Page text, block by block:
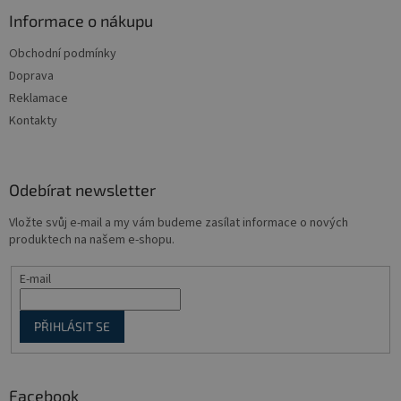
Informace o nákupu
Obchodní podmínky
Doprava
Reklamace
Kontakty
Odebírat newsletter
Vložte svůj e-mail a my vám budeme zasílat informace o nových
produktech na našem e-shopu.
E-mail
PŘIHLÁSIT SE
Facebook